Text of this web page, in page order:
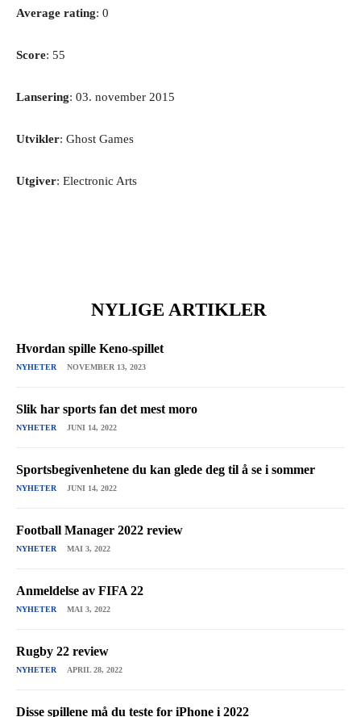
Average rating: 0
Score: 55
Lansering: 03. november 2015
Utvikler: Ghost Games
Utgiver: Electronic Arts
NYLIGE ARTIKLER
Hvordan spille Keno-spillet
NYHETER NOVEMBER 13, 2023
Slik har sports fan det mest moro
NYHETER JUNI 14, 2022
Sportsbegivenhetene du kan glede deg til å se i sommer
NYHETER JUNI 14, 2022
Football Manager 2022 review
NYHETER MAI 3, 2022
Anmeldelse av FIFA 22
NYHETER MAI 3, 2022
Rugby 22 review
NYHETER APRIL 28, 2022
Disse spillene må du teste for iPhone i 2022